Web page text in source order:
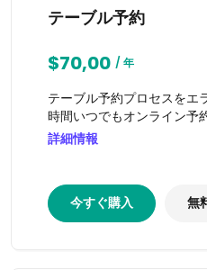
テーブル予約
$70,00 / 年
テーブル予約プロセスをエ
時間いつでもオンライン予
詳細情報
今すぐ購入 無